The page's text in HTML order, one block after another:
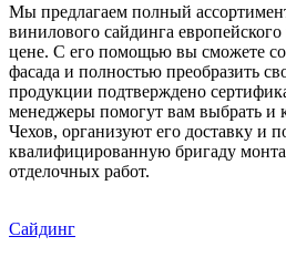
Мы предлагаем полный
винилового сайдинга
цене. С его помощью вы сможете
фасада и полностью преобразить
продукции подтверждено
менеджеры помогут вам выбрать и
Чехов, организуют его доставку и
квалифицированную бригаду
отделочных работ.
Сайдинг